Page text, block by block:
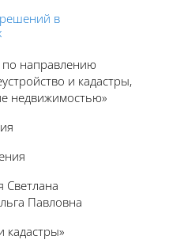
решений в
по направлению
и кадастры,
недвижимостью»
Светлана
Павловна
кадастры»